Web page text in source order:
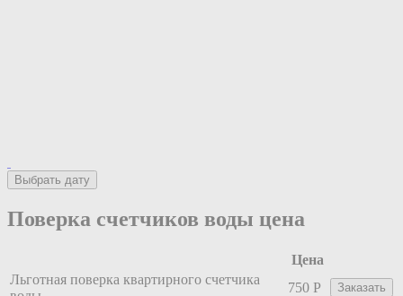
Выбрать дату
Поверка счетчиков воды цена
Цена
Льготная поверка квартирного счетчика
750 Р Заказать